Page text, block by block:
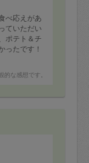
べ応えがあ
ていただい
ポテト＆チ
ったです！
でご迷惑を
な感想です。